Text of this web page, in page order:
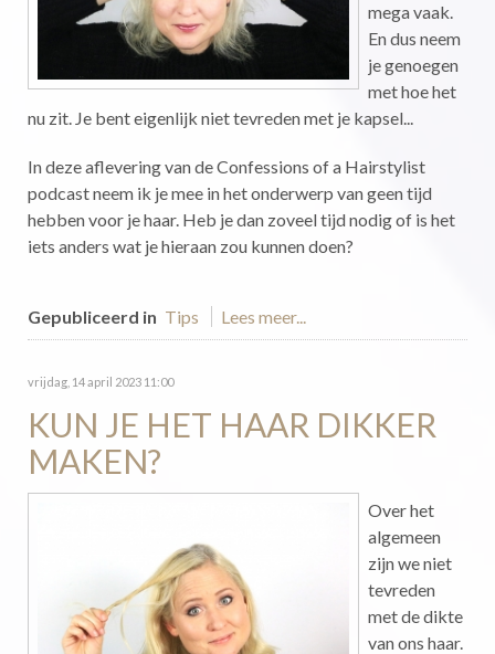
mega vaak.
En dus neem
je genoegen
met hoe het
nu zit. Je bent eigenlijk niet tevreden met je kapsel...
In deze aflevering van de Confessions of a Hairstylist
podcast neem ik je mee in het onderwerp van geen tijd
hebben voor je haar. Heb je dan zoveel tijd nodig of is het
iets anders wat je hieraan zou kunnen doen?
Gepubliceerd in Tips Lees meer...
vrijdag, 14 april 2023 11:00
KUN JE HET HAAR DIKKER
MAKEN?
Over het
algemeen
zijn we niet
tevreden
met de dikte
van ons haar.